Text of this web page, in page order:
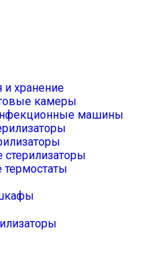
хранение
камеры
машины